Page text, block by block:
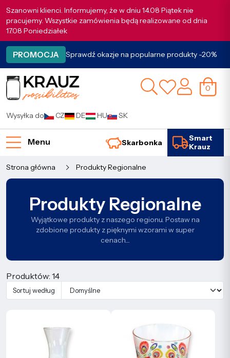
Szanowni klienci. Informujemy, że w dniu 14.08 Piątek nie
pracujemy. Wszystkie zamówienia będą realizowane od dnia
17.08 Poniedziałek
PROMOCJA Sprawdź okazje na popularne produkty -20%
0
Wysyłka do CZ DE HU SK
Menu Skarbonka
Smart
Krauz
Strona główna Produkty Regionalne
Produkty Regionalne
Wyjątkowe produkty z naszego regionu. Postaw na
zdobione produkty z pięknymi wzorami w super
cenach....
Produktów: 14
Sortuj według